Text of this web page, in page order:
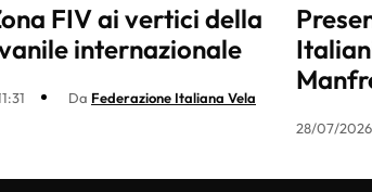
FIV ai vertici della
internazionale
Da Federazione Italiana Vela
28/07/